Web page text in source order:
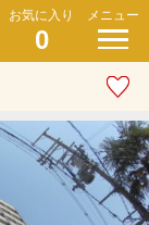
お気に入り
0
メニュー